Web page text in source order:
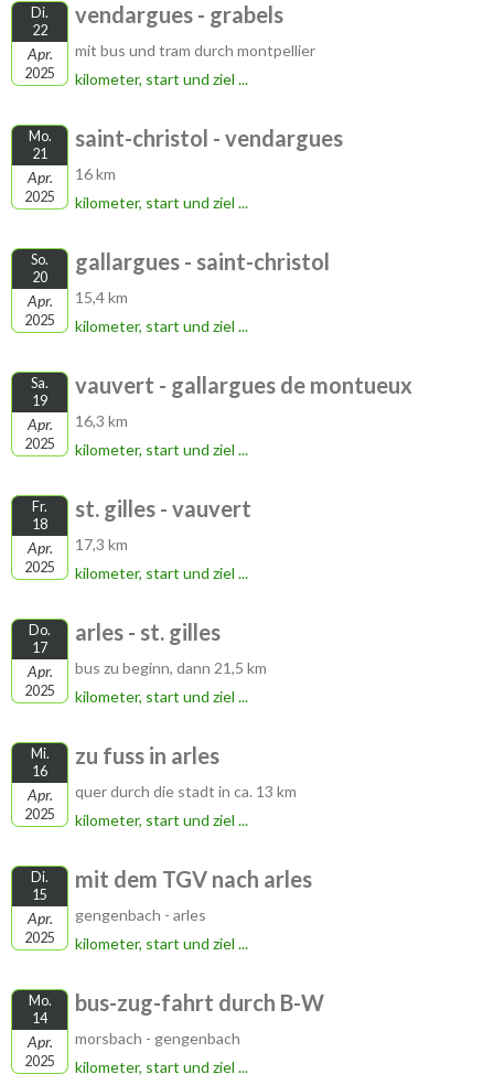
Di.
22
Apr.
2025
vendargues - grabels
mit bus und tram durch montpellier
kilometer, start und ziel ...
Mo.
21
Apr.
2025
saint-christol - vendargues
16 km
kilometer, start und ziel ...
So.
20
Apr.
2025
gallargues - saint-christol
15,4 km
kilometer, start und ziel ...
Sa.
19
Apr.
2025
vauvert - gallargues de montueux
16,3 km
kilometer, start und ziel ...
Fr.
18
Apr.
2025
st. gilles - vauvert
17,3 km
kilometer, start und ziel ...
Do.
17
Apr.
2025
arles - st. gilles
bus zu beginn, dann 21,5 km
kilometer, start und ziel ...
Mi.
16
Apr.
2025
zu fuss in arles
quer durch die stadt in ca. 13 km
kilometer, start und ziel ...
Di.
15
Apr.
2025
mit dem TGV nach arles
gengenbach - arles
kilometer, start und ziel ...
Mo.
14
Apr.
2025
bus-zug-fahrt durch B-W
morsbach - gengenbach
kilometer, start und ziel ...